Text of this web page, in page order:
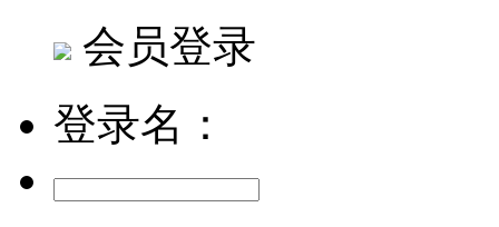
会员登录
登录名：